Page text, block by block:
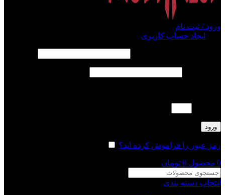
ورود / ثبت نام
ایجاد حساب کاربری
ورود
رمز عبور را فراموش کرده اید؟
0 محصول 0 تومان
انتخاب دسته بندی